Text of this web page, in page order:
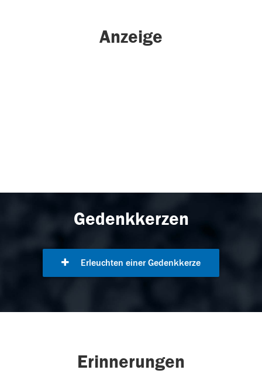
Anzeige
Gedenkkerzen
Erleuchten einer Gedenkkerze
Erinnerungen